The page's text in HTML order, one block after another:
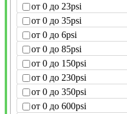
от 0 до 23psi
от 0 до 35psi
от 0 до 6psi
от 0 до 85psi
от 0 до 150psi
от 0 до 230psi
от 0 до 350psi
от 0 до 600psi